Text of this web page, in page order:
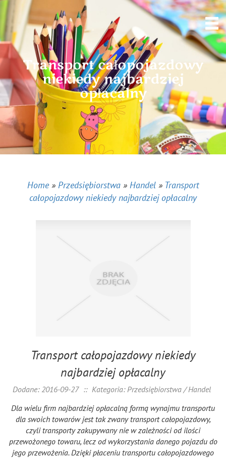
Transport całopojazdowy
niekiedy najbardziej
opłacalny
Home» Przedsiębiorstwa» Handel» Transport
całopojazdowy niekiedy najbardziej opłacalny
Transport całopojazdowy niekiedy
najbardziej opłacalny
Dodane: 2016-09-27 :: Kategoria: Przedsiębiorstwa / Handel
Dla wielu firm najbardziej opłacalną formą wynajmu transportu
dla swoich towarów jest tak zwany transport całopojazdowy,
czyli transporty zakupywany nie w zależności od ilości
przewożonego towaru, lecz od wykorzystania danego pojazdu do
jego przewożenia. Dzięki płaceniu transportu całopojazdowego